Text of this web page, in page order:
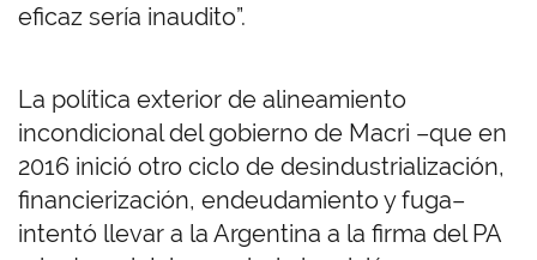
eficaz sería inaudito”.
La política exterior de alineamiento
incondicional del gobierno de Macri –que en
2016 inició otro ciclo de desindustrialización,
financierización, endeudamiento y fuga–
intentó llevar a la Argentina a la firma del PA